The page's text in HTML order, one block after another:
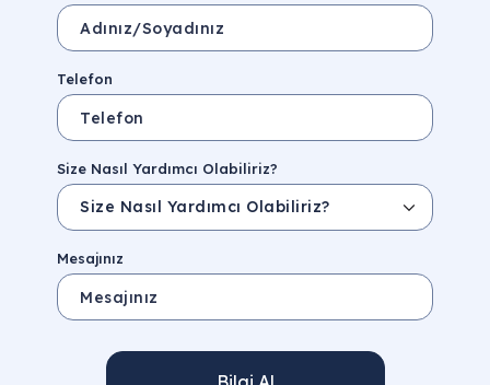
Telefon
Size Nasıl Yardımcı Olabiliriz?
Mesajınız